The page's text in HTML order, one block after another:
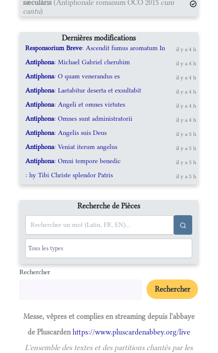
sæculáris (Antiphonale romanum OCO 2015 cum
cantu)
Dernières modifications
Responsorium Breve: Ascendit fumus aromatum In il y a 4 h
Antiphona: Michael Gabriel cherubim il y a 4 h
Antiphona: O quam venerandus es il y a 4 h
Antiphona: Laetabitur deserta et exsultabit il y a 4 h
Antiphona: Angeli et omnes virtutes il y a 4 h
Antiphona: Omnes sunt administratorii il y a 4 h
Antiphona: Angelis suis Deus il y a 5 h
Antiphona: Veniat iterum angelus il y a 5 h
Antiphona: Omni tempore benedic il y a 5 h
: hy Tibi Christe splendor Patris il y a 5 h
Recherche de Pièces
Rechercher
Rechercher
Messe, vêpres et complies en streaming depuis l'abbaye
de Pluscardenhttps://www.pluscardenabbey.org/live
L'ensemble des textes et des partitions chantés par les